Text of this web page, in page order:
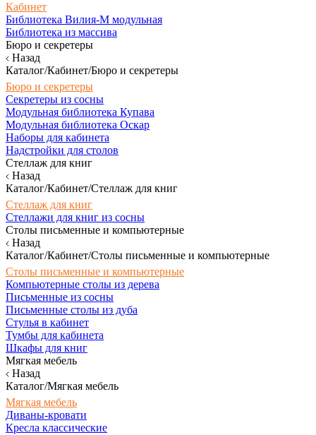
Кабинет
Библиотека Вилия-М модульная
Библиотека из массива
Бюро и секретеры
Назад
Каталог/Кабинет/Бюро и секретеры
Бюро и секретеры
Секретеры из сосны
Модульная библиотека Купава
Модульная библиотека Оскар
Наборы для кабинета
Надстройки для столов
Стеллаж для книг
Назад
Каталог/Кабинет/Стеллаж для книг
Стеллаж для книг
Стеллажи для книг из сосны
Столы письменные и компьютерные
Назад
Каталог/Кабинет/Столы письменные и компьютерные
Столы письменные и компьютерные
Компьютерные столы из дерева
Письменные из сосны
Письменные столы из дуба
Стулья в кабинет
Тумбы для кабинета
Шкафы для книг
Мягкая мебель
Назад
Каталог/Мягкая мебель
Мягкая мебель
Диваны-кровати
Кресла классические